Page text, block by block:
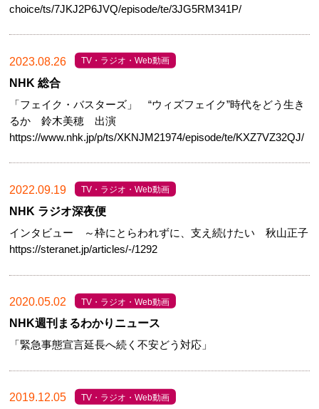
choice/ts/7JKJ2P6JVQ/episode/te/3JG5RM341P/
2023.08.26 TV・ラジオ・Web動画
NHK 総合
「フェイク・バスターズ」 “ウィズフェイク”時代をどう生き
るか 鈴木美穂 出演
https://www.nhk.jp/p/ts/XKNJM21974/episode/te/KXZ7VZ32QJ/
2022.09.19 TV・ラジオ・Web動画
NHK ラジオ深夜便
インタビュー ～枠にとらわれずに、支え続けたい 秋山正子
https://steranet.jp/articles/-/1292
2020.05.02 TV・ラジオ・Web動画
NHK週刊まるわかりニュース
「緊急事態宣言延長へ続く不安どう対応」
2019.12.05 TV・ラジオ・Web動画